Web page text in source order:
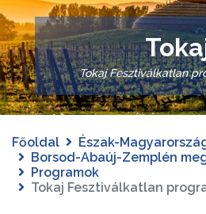
Tokaj Fesztiválkatlan
Főoldal
Észak-
Borsod-Abaúj-Zemplén
Programok
Tokaj Fesztiválkatlan